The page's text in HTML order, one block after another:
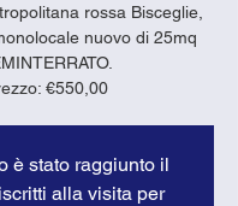
rossa Bisceglie,
nuovo di 25mq
€550,00
è stato raggiunto il
alla visita per